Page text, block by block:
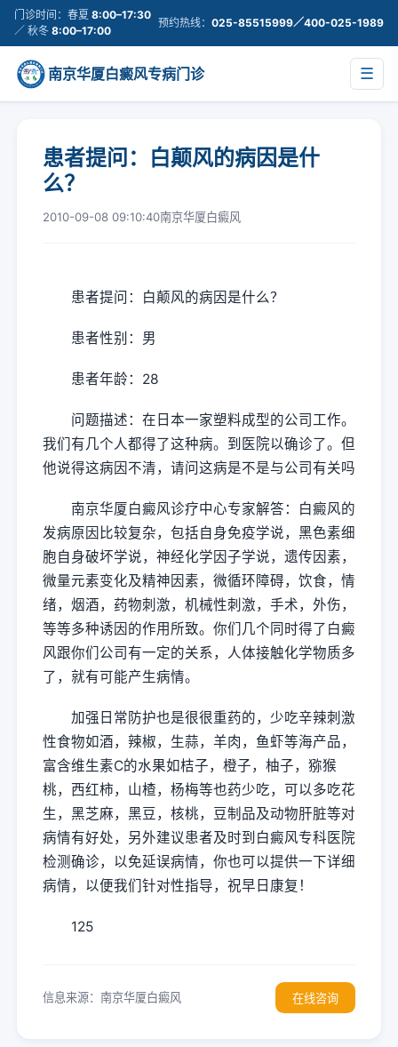
门诊时间：春夏 8:00–17:30
／ 秋冬 8:00–17:00
预约热线： 025-85515999／400-025-1989
南京华厦白癜风专病门诊 ☰
患者提问：白颠风的病因是什
么？
2010-09-08 09:10:40南京华厦白癜风
患者提问：白颠风的病因是什么？
患者性别：男
患者年龄：28
问题描述：在日本一家塑料成型的公司工作。
我们有几个人都得了这种病。到医院以确诊了。但
他说得这病因不清，请问这病是不是与公司有关吗
南京华厦白癜风诊疗中心专家解答：白癜风的
发病原因比较复杂，包括自身免疫学说，黑色素细
胞自身破坏学说，神经化学因子学说，遗传因素，
微量元素变化及精神因素，微循环障碍，饮食，情
绪，烟酒，药物刺激，机械性刺激，手术，外伤，
等等多种诱因的作用所致。你们几个同时得了白癜
风跟你们公司有一定的关系，人体接触化学物质多
了，就有可能产生病情。
加强日常防护也是很很重药的，少吃辛辣刺激
性食物如酒，辣椒，生蒜，羊肉，鱼虾等海产品，
富含维生素C的水果如桔子，橙子，柚子，猕猴
桃，西红柿，山楂，杨梅等也药少吃，可以多吃花
生，黑芝麻，黑豆，核桃，豆制品及动物肝脏等对
病情有好处，另外建议患者及时到白癜风专科医院
检测确诊，以免延误病情，你也可以提供一下详细
病情，以便我们针对性指导，祝早日康复！
125
信息来源：南京华厦白癜风 在线咨询